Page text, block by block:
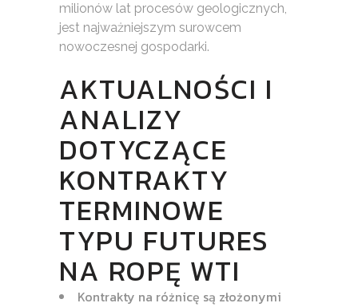
milionów lat procesów geologicznych,
jest najważniejszym surowcem
nowoczesnej gospodarki.
AKTUALNOŚCI I
ANALIZY
DOTYCZĄCE
KONTRAKTY
TERMINOWE
TYPU FUTURES
NA ROPĘ WTI
Kontrakty na różnicę są złożonymi